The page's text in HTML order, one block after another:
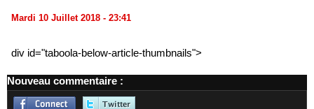
Mardi 10 Juillet 2018 - 23:41
div id="taboola-below-article-thumbnails">
Nouveau commentaire :